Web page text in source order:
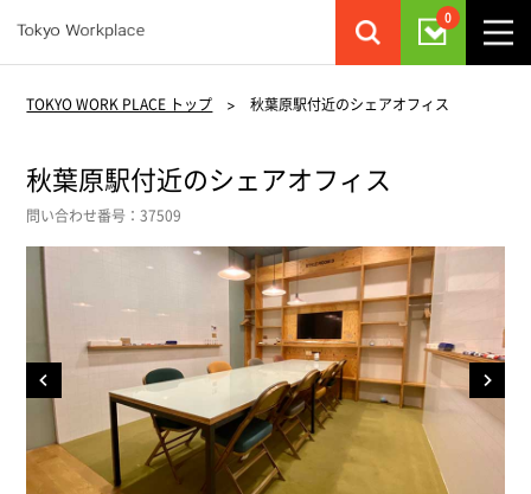
0
TOKYO WORK PLACE トップ >秋葉原駅付近のシェアオフィス
秋葉原駅付近のシェアオフィス
問い合わせ番号：37509